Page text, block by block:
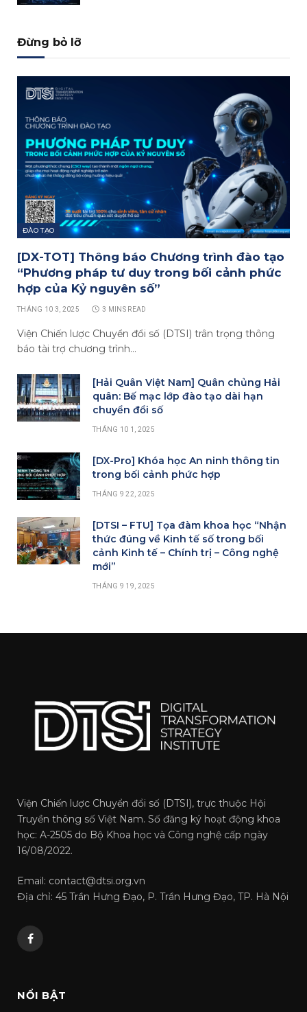
Đừng bỏ lỡ
ĐÀO TẠO
[DX-TOT] Thông báo Chương trình đào tạo
“Phương pháp tư duy trong bối cảnh phức
hợp của Kỷ nguyên số”
THÁNG 10 3, 2025 3 MINS READ
Viện Chiến lược Chuyển đổi số (DTSI) trân trọng thông
báo tài trợ chương trình…
[Hải Quân Việt Nam] Quân chủng Hải
quân: Bế mạc lớp đào tạo dài hạn
chuyển đổi số
THÁNG 10 1, 2025
[DX-Pro] Khóa học An ninh thông tin
trong bối cảnh phức hợp
THÁNG 9 22, 2025
[DTSI – FTU] Tọa đàm khoa học “Nhận
thức đúng về Kinh tế số trong bối
cảnh Kinh tế – Chính trị – Công nghệ
mới”
THÁNG 9 19, 2025
Viện Chiến lược Chuyển đổi số (DTSI), trực thuộc Hội
Truyền thông số Việt Nam. Số đăng ký hoạt động khoa
học: A-2505 do Bộ Khoa học và Công nghệ cấp ngày
16/08/2022.
Email: contact@dtsi.org.vn
Địa chỉ: 45 Trần Hưng Đạo, P. Trần Hưng Đạo, TP. Hà Nội
Facebook
NỔI BẬT